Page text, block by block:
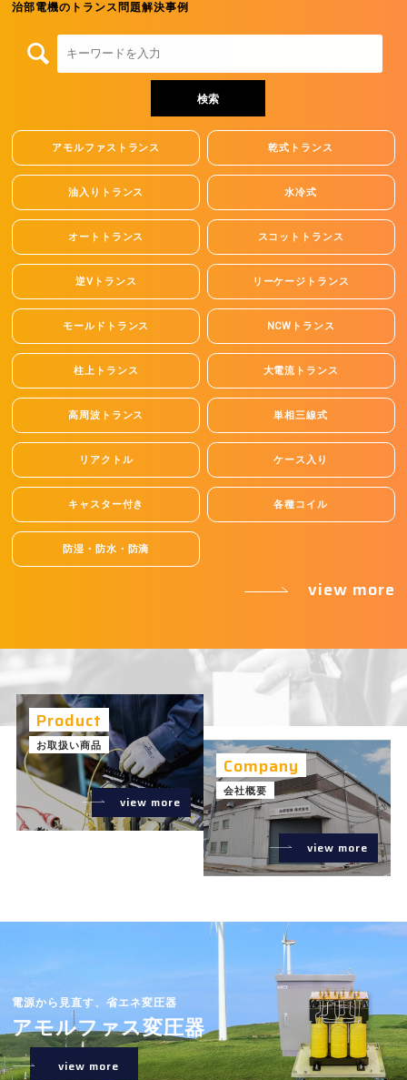
治部電機のトランス問題解決事例
アモルファストランス 乾式トランス
油入りトランス 水冷式
オートトランス スコットトランス
逆Vトランス リーケージトランス
モールドトランス NCWトランス
柱上トランス 大電流トランス
高周波トランス 単相三線式
リアクトル ケース入り
キャスター付き 各種コイル
防湿・防水・防滴
view more
Product
お取扱い商品
view more
Company
会社概要
view more
電源から見直す、省エネ変圧器
アモルファス変圧器
view more